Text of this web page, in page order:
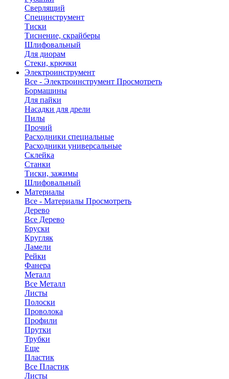
Сверлящий
Специнструмент
Тиски
Тиснение, скрайберы
Шлифовальный
Для диорам
Стеки, крючки
Электроинструмент
Все - Электроинструмент Просмотреть
Бормашины
Для пайки
Насадки для дрели
Пилы
Прочий
Расходники специальные
Расходники универсальные
Склейка
Станки
Тиски, зажимы
Шлифовальный
Материалы
Все - Материалы Просмотреть
Дерево
Все Дерево
Бруски
Кругляк
Ламели
Рейки
Фанера
Металл
Все Металл
Листы
Полоски
Проволока
Профили
Прутки
Трубки
Еще
Пластик
Все Пластик
Листы